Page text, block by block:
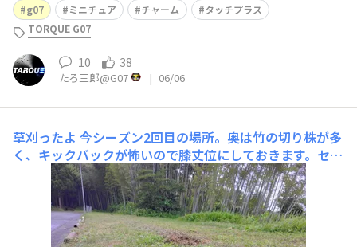
g07 ミニチュア チャーム
タッチプラス
TORQUE G07
10 38
たろ三郎@G07 | 06/06
草刈ったよ 今シーズン2回目の場所。奥は竹の切り株が多
く、キックバックが怖いので膝丈位にしておきます。セイ
タカやススキが生え難くなる効用もあります。中速域のト
ルクが魅力のマキタの4サイクルです。燃費も良くて満タ
ンで2時間弱刈れます。が、重い。乾燥重量5kg。燃料と
刈刃を含めると6Kg弱です😅。電動、軽くて良いの